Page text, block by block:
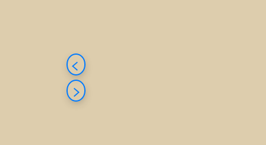
C’est ici qu’est stocké le rhum blanc
avant d’être mis en bouteille…
Découvrez les rhums Depaz